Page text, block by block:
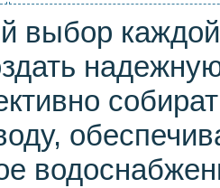
выбор